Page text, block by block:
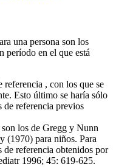
una persona son los
período en el que está
, con los que se
Esto último se haría sólo
de referencia previos
los de Gregg y Nunn
(1970) para niños. Para
de referencia obtenidos por
1996; 45: 619-625.